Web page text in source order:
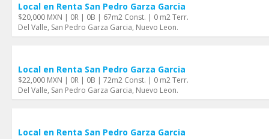
Local en Renta San Pedro Garza Garci­a
$20,000 MXN | 0R | 0B | 67m2 Const. | 0 m2 Terr.
Del Valle, San Pedro Garza Garci­a, Nuevo Leon.
Local en Renta San Pedro Garza Garci­a
$22,000 MXN | 0R | 0B | 72m2 Const. | 0 m2 Terr.
Del Valle, San Pedro Garza Garci­a, Nuevo Leon.
Local en Renta San Pedro Garza Garci­a